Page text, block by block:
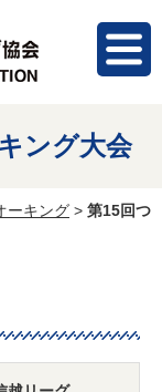
ング大会
ーキング > 第15回つ